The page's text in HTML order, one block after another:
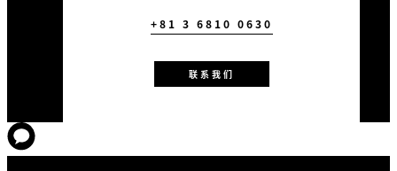
+81 3 6810 0630
联系我们